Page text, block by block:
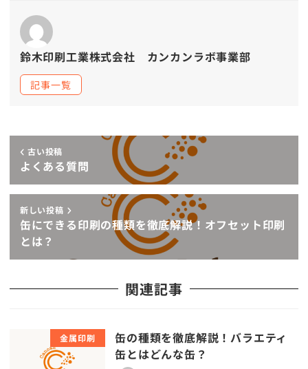
鈴木印刷工業株式会社 カンカンラボ事業部
記事一覧
古い投稿
よくある質問
新しい投稿
缶にできる印刷の種類を徹底解説！オフセット印刷
とは？
関連記事
金属印刷
缶の種類を徹底解説！バラエティ
缶とはどんな缶？